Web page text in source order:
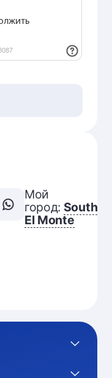
Мой
город: South
El Monte